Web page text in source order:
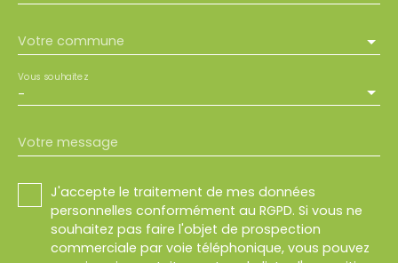
Votre commune
-
Vous souhaitez
Votre message
J'accepte le traitement de mes données
personnelles conformément au RGPD. Si vous ne
souhaitez pas faire l'objet de prospection
commerciale par voie téléphonique, vous pouvez